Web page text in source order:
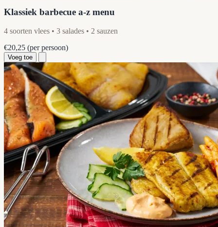
Klassiek barbecue a-z menu
4 soorten vlees • 3 salades • 2 sauzen
€20,25 (per persoon)
Voeg toe